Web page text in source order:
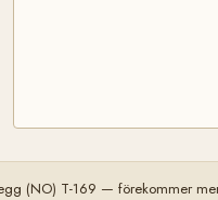
(NO) T-169 — förekommer